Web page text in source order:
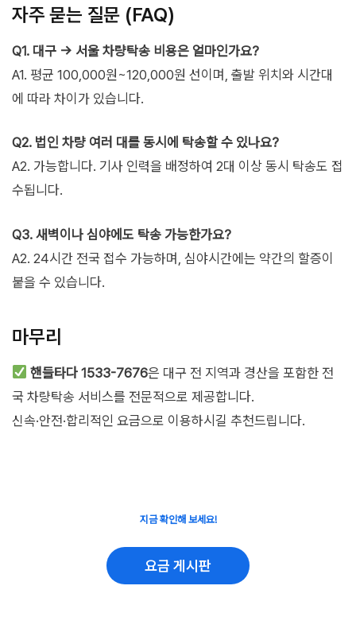
자주 묻는 질문 (FAQ)
Q1. 대구 → 서울 차량탁송 비용은 얼마인가요?
A1. 평균 100,000원~120,000원 선이며, 출발 위치와 시간대
에 따라 차이가 있습니다.
Q2. 법인 차량 여러 대를 동시에 탁송할 수 있나요?
A2. 가능합니다. 기사 인력을 배정하여 2대 이상 동시 탁송도 접
수됩니다.
Q3. 새벽이나 심야에도 탁송 가능한가요?
A2. 24시간 전국 접수 가능하며, 심야시간에는 약간의 할증이
붙을 수 있습니다.
마무리
핸들타다 1533-7676은 대구 전 지역과 경산을 포함한 전
국 차량탁송 서비스를 전문적으로 제공합니다.
신속·안전·합리적인 요금으로 이용하시길 추천드립니다.
지금 확인해 보세요!
요금 게시판